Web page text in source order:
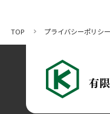
TOP プライバシーポリシー